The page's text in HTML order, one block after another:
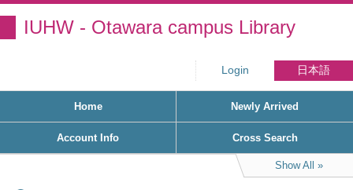
IUHW - Otawara campus Library
Login 日本語
Home Newly Arrived
Account Info Cross Search
Show All